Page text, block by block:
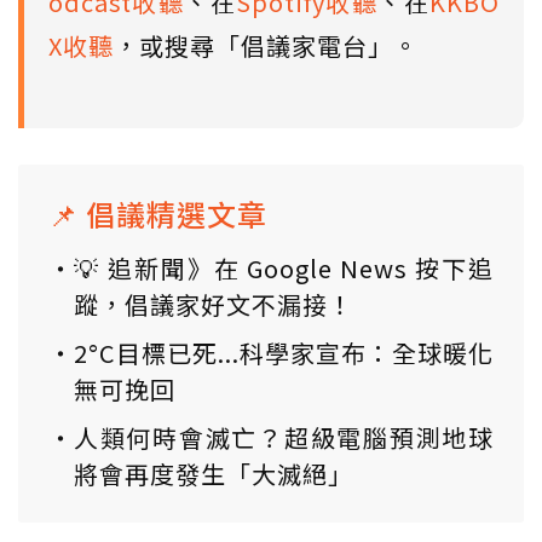
X收聽 ，或搜尋「倡議家電台」。
📌 倡議精選文章
💡 追新聞》在 Google News 按下追
蹤，倡議家好文不漏接！
2°C目標已死...科學家宣布：全球暖化
無可挽回
人類何時會滅亡？超級電腦預測地球
將會再度發生「大滅絕」